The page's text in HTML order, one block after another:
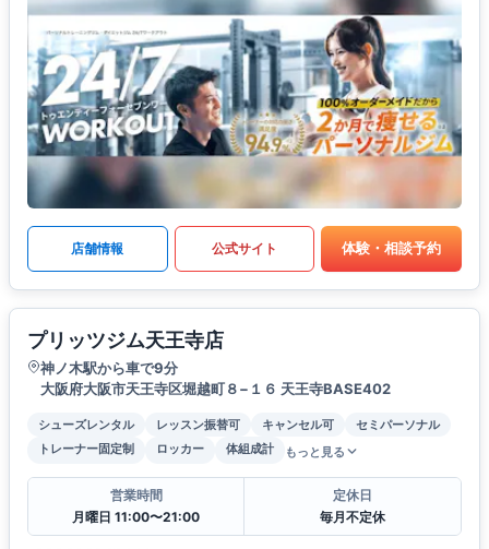
店舗情報 公式サイト 体験・相談予約
プリッツジム天王寺店
神ノ木駅から車で9分
大阪府大阪市天王寺区堀越町８−１６ 天王寺BASE402
シューズレンタル レッスン振替可 キャンセル可
セミパーソナル
トレーナー固定制
ロッカー 体組成計 もっと見る
営業時間
月曜日 11:00〜21:00
定休日
毎月不定休